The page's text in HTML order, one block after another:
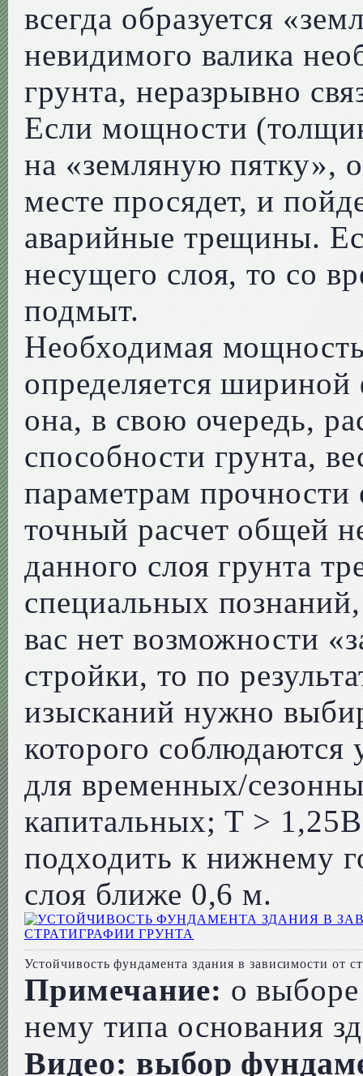
всегда образуется
невидимого валика
грунта, неразрывно
Если мощности
на «земляную пятку»,
месте просядет, и
аварийные трещины.
несущего слоя, то со
подмыт.
Необходимая
определяется
она, в свою очередь,
способности грунта,
параметрам
точный расчет общей
данного слоя грунта
специальных
вас нет возможности
стройки, то по
изысканий нужно
которого
для временных/
капитальных; T >
подходить к нижнему
слоя ближе 0,6 м.
Устойчивость фундамента здания в зависимости от
Примечание: о
нему типа основания
Видео: выбор